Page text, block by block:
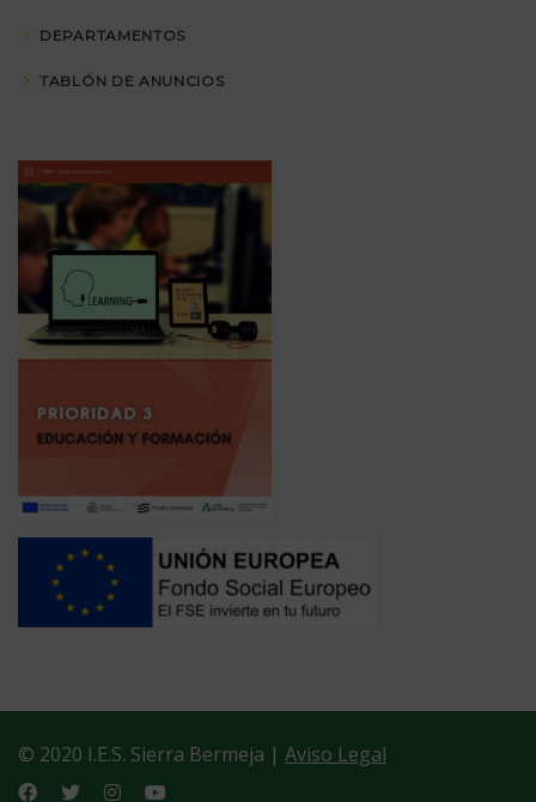
DEPARTAMENTOS
TABLÓN DE ANUNCIOS
© 2020 I.E.S. Sierra Bermeja | Aviso Legal